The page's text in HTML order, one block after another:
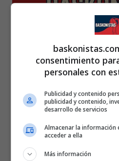
consentimiento
personales con
Publicidad y contenido
publicidad y contenido,
desarrollo de servicios
Almacenar la información
acceder a ella
Más información